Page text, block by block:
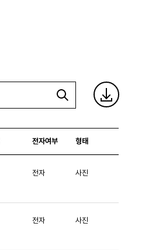
전자여부 형태
전자 사진
전자 사진